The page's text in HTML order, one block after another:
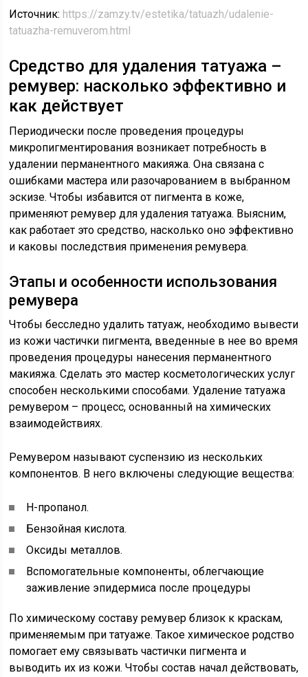
Источник: https://zamzy.tv/estetika/tatuazh/udalenie-
tatuazha-remuverom.html
Средство для удаления татуажа –
ремувер: насколько эффективно и
как действует
Периодически после проведения процедуры
микропигментирования возникает потребность в
удалении перманентного макияжа. Она связана с
ошибками мастера или разочарованием в выбранном
эскизе. Чтобы избавится от пигмента в коже,
применяют ремувер для удаления татуажа. Выясним,
как работает это средство, насколько оно эффективно
и каковы последствия применения ремувера.
Этапы и особенности использования
ремувера
Чтобы бесследно удалить татуаж, необходимо вывести
из кожи частички пигмента, введенные в нее во время
проведения процедуры нанесения перманентного
макияжа. Сделать это мастер косметологических услуг
способен несколькими способами. Удаление татуажа
ремувером – процесс, основанный на химических
взаимодействиях.
Ремувером называют суспензию из нескольких
компонентов. В него включены следующие вещества:
Н-пропанол.
Бензойная кислота.
Оксиды металлов.
Вспомогательные компоненты, облегчающие
заживление эпидермиса после процедуры
По химическому составу ремувер близок к краскам,
применяемым при татуаже. Такое химическое родство
помогает ему связывать частички пигмента и
выводить их из кожи. Чтобы состав начал действовать,